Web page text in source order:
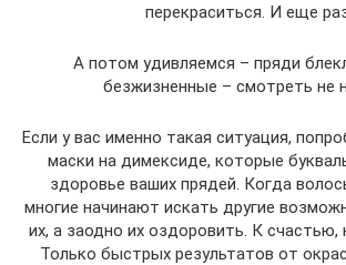
перекраситься. И еще
А потом удивляемся – пряди
безжизненные – смотреть не
Если у вас именно такая ситуация,
маски на димексиде, которые
здоровье ваших прядей. Когда
многие начинают искать другие
их, а заодно их оздоровить. К счастью,
Только быстрых результатов от